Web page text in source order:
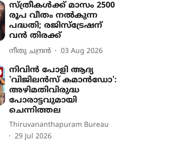
സ്ത്രീകൾക്ക് മാസം 2500
രൂപ വീതം നൽകുന്ന
പദ്ധതി; രജിസ്ട്രേഷന്
വൻ തിരക്ക്
നീതു ചന്ദ്രൻ 03 Aug 2026
നിവിൻ പോളി ആദ്യ
'വിജിലൻസ് കമാൻഡോ':
അഴിമതിവിരുദ്ധ
പോരാട്ടവുമായി
ചെന്നിത്തല
Thiruvananthapuram Bureau
29 Jul 2026